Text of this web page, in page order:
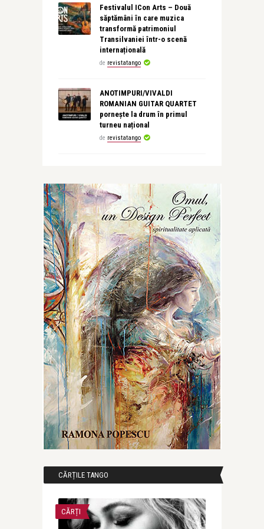
Festivalul ICon Arts – Două
săptămâni în care muzica
transformă patrimoniul
Transilvaniei într-o scenă
internațională
de revistatango
ANOTIMPURI/VIVALDI
ROMANIAN GUITAR QUARTET
pornește la drum în primul
turneu național
de revistatango
CĂRȚILE TANGO
CĂRȚI